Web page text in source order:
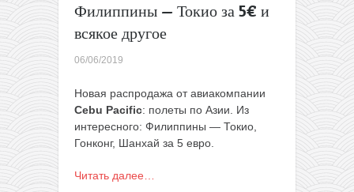
Филиппины — Токио за 5€ и
всякое другое
06/06/2019
Новая распродажа от авиакомпании
Cebu Pacific: полеты по Азии. Из
интересного: Филиппины — Токио,
Гонконг, Шанхай за 5 евро.
Читать далее…